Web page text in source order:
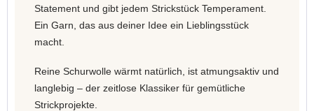
Statement und gibt jedem Strickstück Temperament.
Ein Garn, das aus deiner Idee ein Lieblingsstück
macht.
Reine Schurwolle wärmt natürlich, ist atmungsaktiv und
langlebig – der zeitlose Klassiker für gemütliche
Strickprojekte.